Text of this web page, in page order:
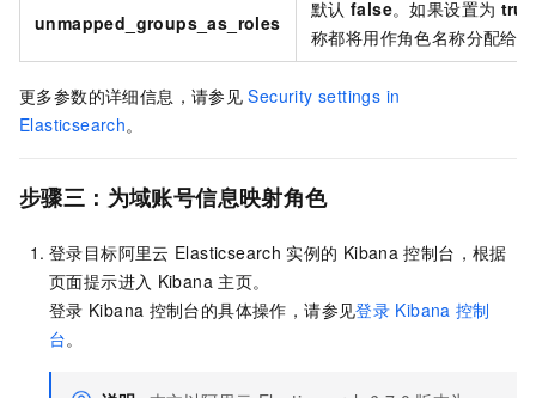
unmapped_groups_as_roles
默认 false。如果设置为 true
称都将用作角色名称分配给
更多参数的详细信息，请参见 Security settings in
Elasticsearch。
步骤三：为域账号信息映射角色
登录目标阿里云 Elasticsearch 实例的 Kibana 控制台，根据
页面提示进入 Kibana 主页。
登录 Kibana 控制台的具体操作，请参见登录 Kibana 控制
台。